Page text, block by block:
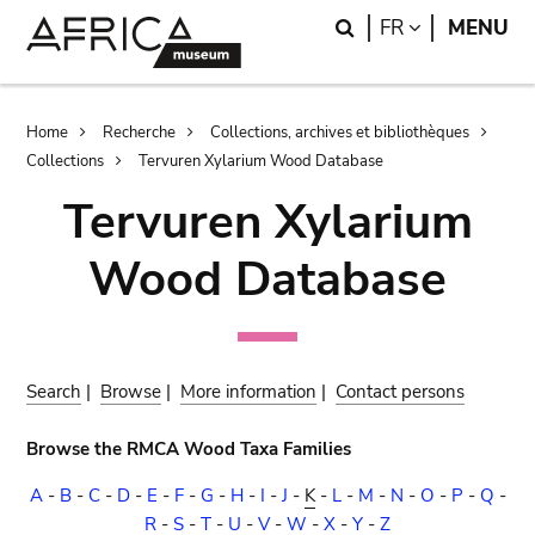
Search
FR LANGUAGE
MENU
Breadcrumb
Home Recherche
Collections, archives et bibliothèques
Collections
Tervuren Xylarium Wood Database
Tervuren Xylarium
Wood Database
Search | Browse | More information | Contact persons
Browse the RMCA Wood Taxa Families
A- B- C- D- E - F- G - H- I -J - K- L- M - N - O - P - Q -
R - S - T - U - V- W - X - Y - Z